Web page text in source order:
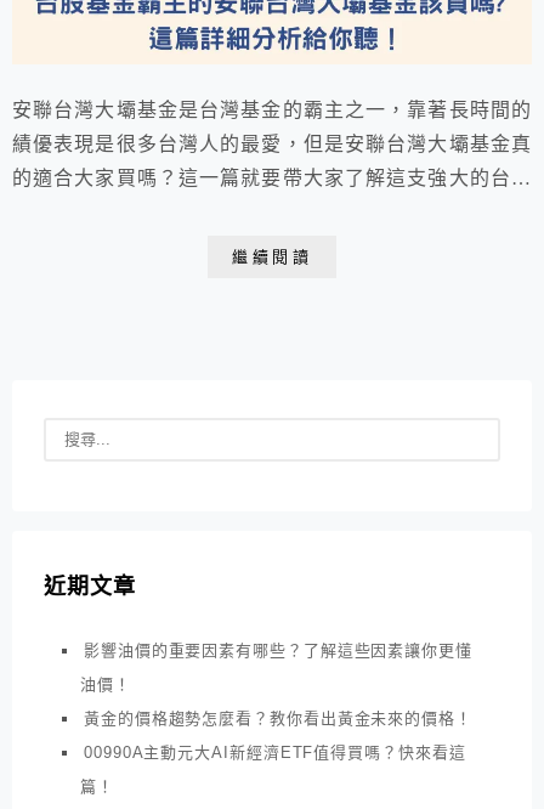
安聯台灣大壩基金是台灣基金的霸主之一，靠著長時間的
績優表現是很多台灣人的最愛，但是安聯台灣大壩基金真
的適合大家買嗎？這一篇就要帶大家了解這支強大的台股
繼續閱讀
近期文章
影響油價的重要因素有哪些？了解這些因素讓你更懂
油價！
黃金的價格趨勢怎麼看？教你看出黃金未來的價格！
00990A主動元大AI新經濟ETF值得買嗎？快來看這
篇！